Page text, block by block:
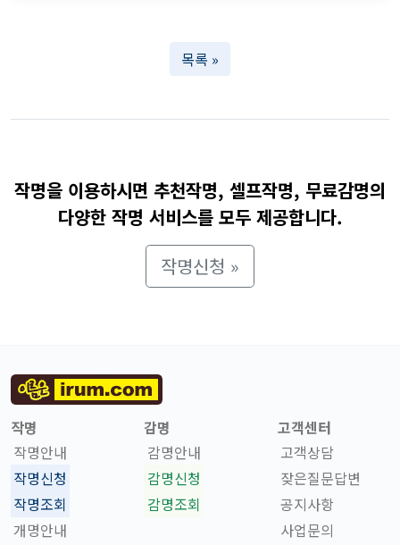
목록 »
작명을 이용하시면 추천작명, 셀프작명, 무료감명의
다양한 작명 서비스를 모두 제공합니다.
작명신청 »
작명
작명안내
작명신청
작명조회
개명안내
감명
감명안내
감명신청
감명조회
고객센터
고객상담
잦은질문답변
공지사항
사업문의